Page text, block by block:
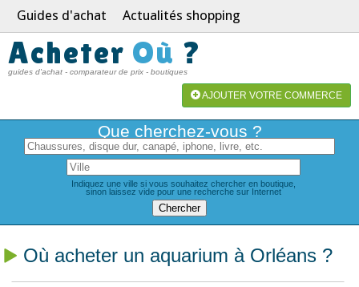
Guides d'achat Actualités shopping
Acheter Où ?
guides d'achat - comparateur de prix - boutiques
AJOUTER VOTRE COMMERCE
Que cherchez-vous ?
Indiquez une ville si vous souhaitez chercher en boutique,
sinon laissez vide pour une recherche sur Internet
Où acheter un aquarium à Orléans ?